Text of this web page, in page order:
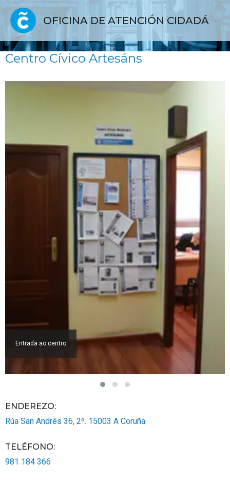
OFICINA DE ATENCIÓN CIDADÁ
Centro Cívico Artesáns
Entrada ao centro
ENDEREZO:
Rúa San Andrés 36, 2º. 15003 A Coruña
TELÉFONO:
981 184 366